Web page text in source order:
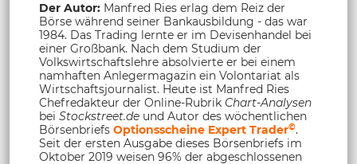
Der Autor: Manfred Ries erlag dem Reiz der
Börse während seiner Bankausbildung - das war
1984. Das Trading lernte er im Devisenhandel bei
einer Großbank. Nach dem Studium der
Volkswirtschaftslehre absolvierte er bei einem
namhaften Anlegermagazin ein Volontariat als
Wirtschaftsjournalist. Heute ist Manfred Ries
Chefredakteur der Online-Rubrik Chart-Analysen
bei Stockstreet.de und Autor des wöchentlichen
Börsenbriefs Optionsscheine Expert Trader©.
Seit der ersten Ausgabe dieses Börsenbriefs im
Oktober 2019 weisen 96% der abgeschlossenen